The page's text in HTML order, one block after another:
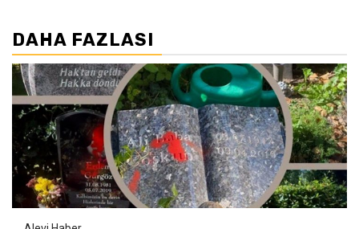
DAHA FAZLASI